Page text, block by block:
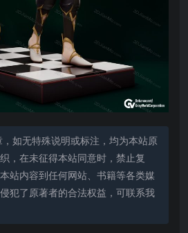
如无特殊说明或标注，均为本站原
，在未征得本站同意时，禁止复
站内容到任何网站、书籍等各类媒
犯了原著者的合法权益，可联系我